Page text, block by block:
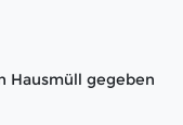
Hausmüll gegeben